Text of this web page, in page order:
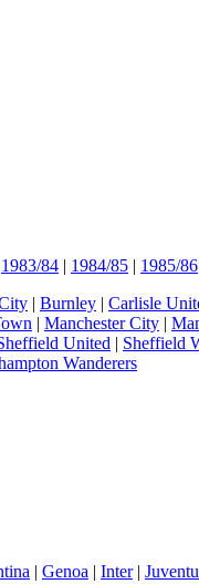
1983/84 | 1984/85 | 1985/86
| Burnley | Carlisle
| Manchester City |
United | Sheffield
Wanderers
| Genoa | Inter|